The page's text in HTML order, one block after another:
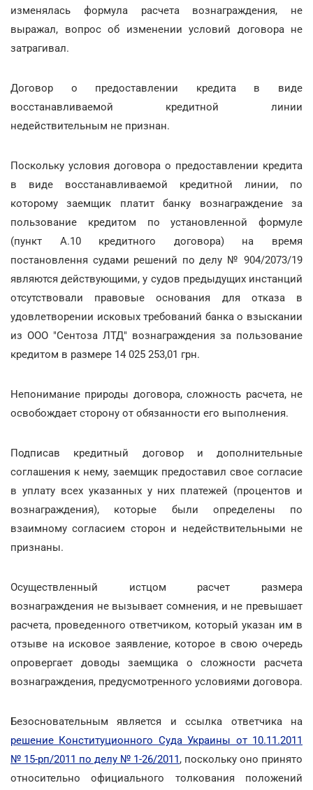
изменялась формула расчета вознаграждения, не
выражал, вопрос об изменении условий договора не
затрагивал.
Договор о предоставлении кредита в виде
восстанавливаемой кредитной линии
недействительным не признан.
Поскольку условия договора о предоставлении кредита
в виде восстанавливаемой кредитной линии, по
которому заемщик платит банку вознаграждение за
пользование кредитом по установленной формуле
(пункт А.10 кредитного договора) на время
постановлення судами решений по делу № 904/2073/19
являются действующими, у судов предыдущих инстанций
отсутствовали правовые основания для отказа в
удовлетворении исковых требований банка о взыскании
из ООО "Сентоза ЛТД" вознаграждения за пользование
кредитом в размере 14 025 253,01 грн.
Непонимание природы договора, сложность расчета, не
освобождает сторону от обязанности его выполнения.
Подписав кредитный договор и дополнительные
соглашения к нему, заемщик предоставил свое согласие
в уплату всех указанных у них платежей (процентов и
вознаграждения), которые были определены по
взаимному согласием сторон и недействительными не
признаны.
Осуществленный истцом расчет размера
вознаграждения не вызывает сомнения, и не превышает
расчета, проведенного ответчиком, который указан им в
отзыве на исковое заявление, которое в свою очередь
опровергает доводы заемщика о сложности расчета
вознаграждения, предусмотренного условиями договора.
Безосновательным является и ссылка ответчика на
решение Конституционного Суда Украины от 10.11.2011
№ 15-рп/2011 по делу № 1-26/2011, поскольку оно принято
относительно официального толкования положений